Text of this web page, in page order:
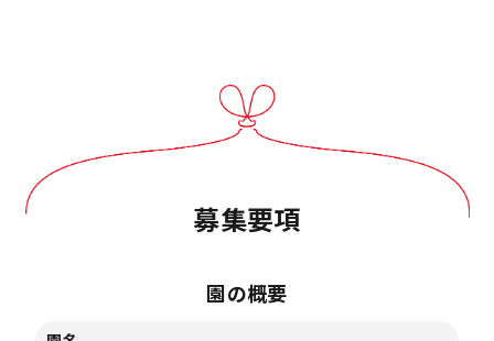
募集要項
園の概要